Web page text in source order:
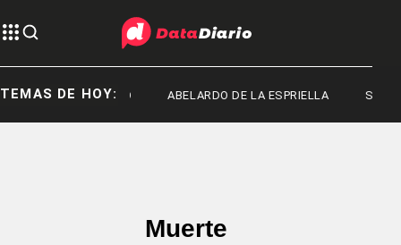
TEMAS DE HOY:
FRED MACHADO ABELARDO DE LA ESPRIELLA SENADO
Muerte